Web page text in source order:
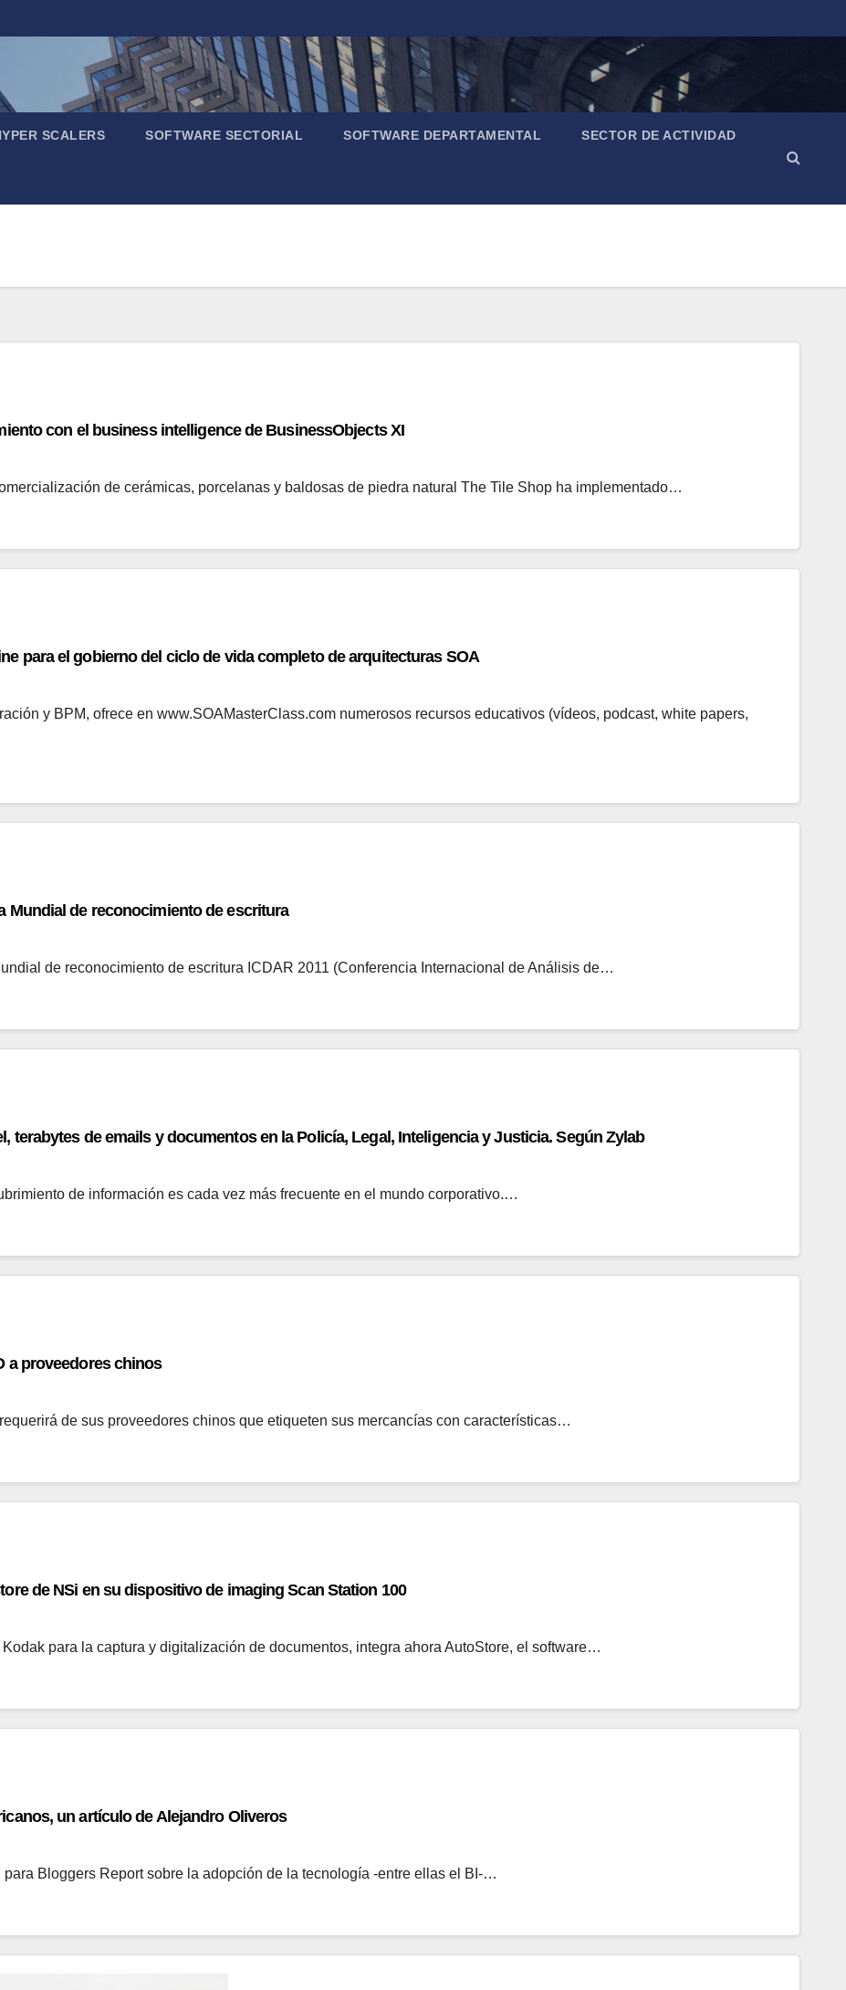
SCALERS SOFTWARE SECTORIAL SOFTWARE DEPARTAMENTAL SECTOR DE ACTIVIDAD
con el business intelligence de BusinessObjects XI
de cerámicas, porcelanas y baldosas de piedra natural The Tile Shop ha implementado…
para el gobierno del ciclo de vida completo de arquitecturas SOA
y BPM, ofrece en www.SOAMasterClass.com numerosos recursos educativos (vídeos, podcast, white papers,
Mundial de reconocimiento de escritura
de reconocimiento de escritura ICDAR 2011 (Conferencia Internacional de Análisis de…
terabytes de emails y documentos en la Policía, Legal, Inteligencia y Justicia. Según Zylab
de información es cada vez más frecuente en el mundo corporativo.…
a proveedores chinos
de sus proveedores chinos que etiqueten sus mercancías con características…
de NSi en su dispositivo de imaging Scan Station 100
para la captura y digitalización de documentos, integra ahora AutoStore, el software…
un artículo de Alejandro Oliveros
Bloggers Report sobre la adopción de la tecnología -entre ellas el BI-…